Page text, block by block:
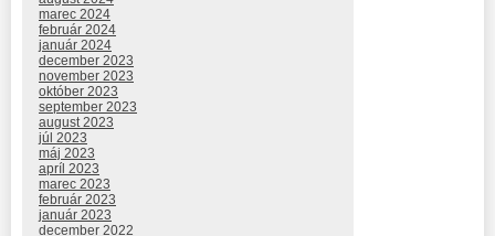
marec 2024
február 2024
január 2024
december 2023
november 2023
október 2023
september 2023
august 2023
júl 2023
máj 2023
apríl 2023
marec 2023
február 2023
január 2023
december 2022